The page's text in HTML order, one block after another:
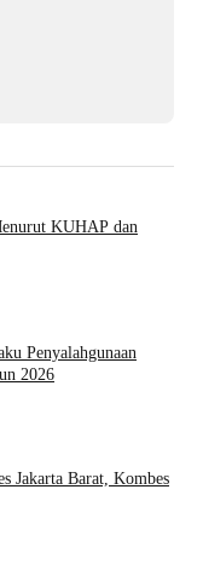
KUHAP dan
Penyalahgunaan
2026
Jakarta Barat, Kombes